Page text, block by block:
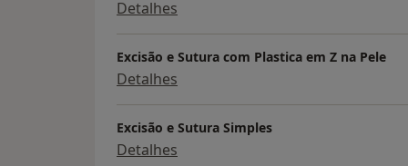
Detalhes
Excisão e Sutura com Plastica em Z na Pele
Detalhes
Excisão e Sutura Simples
Detalhes